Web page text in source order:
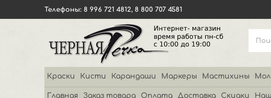
Телефоны: 8 996 721 4812, 8 800 707 4581
Краски Кисти Карандаши Маркеры Мастихины
Главная Заказ товара Оплата Доставка Скидки